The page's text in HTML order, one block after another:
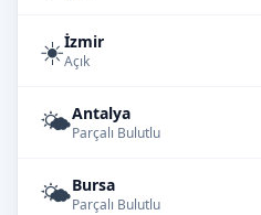
☀️İzmir
Açık
🌤️Antalya
Parçalı Bulutlu
🌤️Bursa
Parçalı Bulutlu